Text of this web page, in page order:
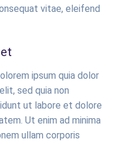
vitae, eleifend
ipsum quia dolor
sed quia non
ut labore et dolore
Ut enim ad minima
ullam corporis